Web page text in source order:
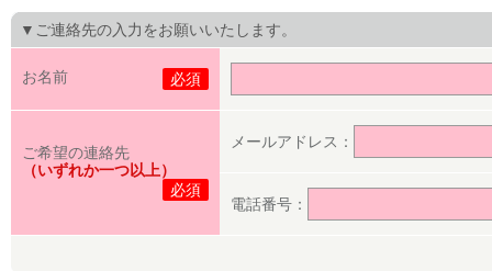
▼ご連絡先の入力をお願いいたします。
お名前 必須
ご希望の連絡先
（いずれか一つ以上）
必須
メールアドレス：
電話番号：